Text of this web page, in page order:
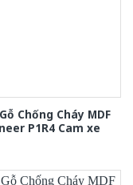
Chống Cháy MDF
P1R4 Cam xe